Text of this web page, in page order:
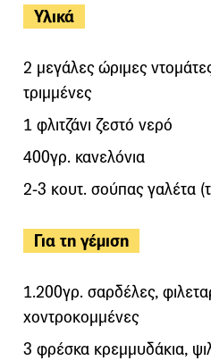
Υλικά
2 μεγάλες ώριμες
τριμμένες
1 φλιτζάνι ζεστό νερό
400γρ. κανελόνια
2-3 κουτ. σούπας γαλέτα
Για τη γέμιση
1.200γρ. σαρδέλες,
χοντροκομμένες
3 φρέσκα κρεμμυδάκια,